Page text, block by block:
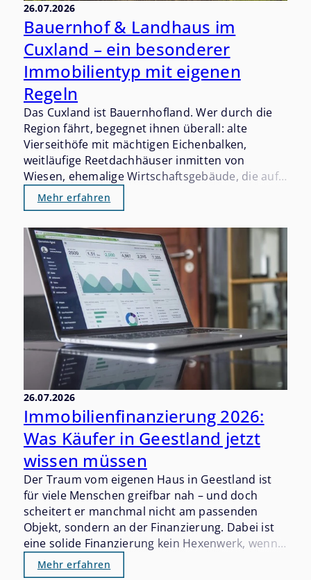
26.07.2026
Bauernhof & Landhaus im
Cuxland – ein besonderer
Immobilientyp mit eigenen
Regeln
Das Cuxland ist Bauernhofland. Wer durch die
Region fährt, begegnet ihnen überall: alte
Vierseithöfe mit mächtigen Eichenbalken,
weitläufige Reetdachhäuser inmitten von
Wiesen, ehemalige Wirtschaftsgebäude, die auf
eine neue Nutzung warten. Diese Immobilien
haben einen eigenen Charakter – und einen
eigenen Markt, der sich grundlegend von dem
für Einfamilienhäuser oder
Eigentumswohnungen unterscheidet.
Mehr erfahren
26.07.2026
Immobilienfinanzierung 2026:
Was Käufer in Geestland jetzt
wissen müssen
Der Traum vom eigenen Haus in Geestland ist
für viele Menschen greifbar nah – und doch
scheitert er manchmal nicht am passenden
Objekt, sondern an der Finanzierung. Dabei ist
eine solide Finanzierung kein Hexenwerk, wenn
man die wichtigsten Stellschrauben kennt und
sich rechtzeitig vorbereitet. Wer 2026 in
Mehr erfahren